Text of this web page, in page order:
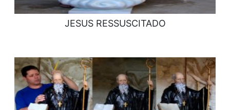
JESUS RESSUSCITADO